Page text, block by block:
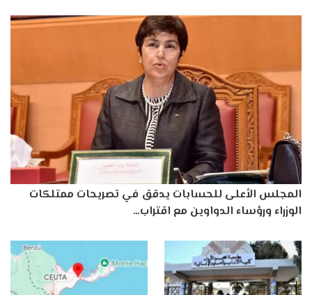
المجلس الأعلى للحسابات يدقق في تصريحات ممتلكات
الوزراء ورؤساء الدواوين مع اقتراب…